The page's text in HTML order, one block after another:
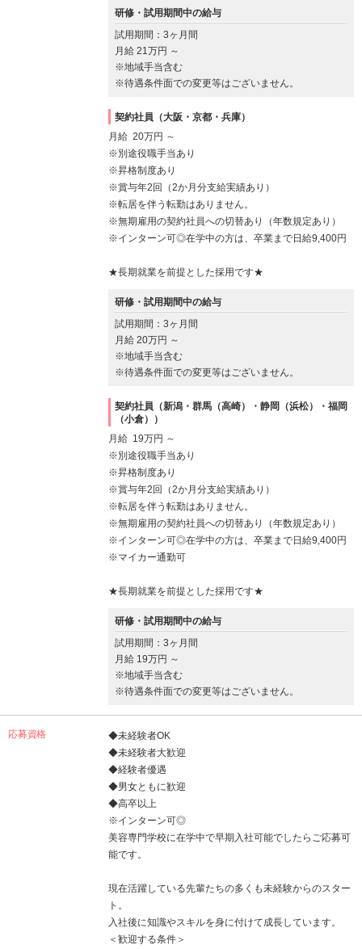
研修・試用期間中の給与
試用期間：3ヶ月間
月給 21万円 ～
※地域手当含む
※待遇条件面での変更等はございません。
契約社員（大阪・京都・兵庫）
月給 20万円 ～
※別途役職手当あり
※昇格制度あり
※賞与年2回（2か月分支給実績あり）
※転居を伴う転勤はありません。
※無期雇用の契約社員への切替あり（年数規定あり）
※インターン可◎在学中の方は、卒業まで日給9,400円
★長期就業を前提とした採用です★
研修・試用期間中の給与
試用期間：3ヶ月間
月給 20万円 ～
※地域手当含む
※待遇条件面での変更等はございません。
契約社員（新潟・群馬（高崎）・静岡（浜松）・福岡
（小倉））
月給 19万円 ～
※別途役職手当あり
※昇格制度あり
※賞与年2回（2か月分支給実績あり）
※転居を伴う転勤はありません。
※無期雇用の契約社員への切替あり（年数規定あり）
※インターン可◎在学中の方は、卒業まで日給9,400円
※マイカー通勤可
★長期就業を前提とした採用です★
研修・試用期間中の給与
試用期間：3ヶ月間
月給 19万円 ～
※地域手当含む
※待遇条件面での変更等はございません。
応募資格
◆未経験者OK
◆未経験者大歓迎
◆経験者優遇
◆男女ともに歓迎
◆高卒以上
※インターン可◎
美容専門学校に在学中で早期入社可能でしたらご応募可
能です。
現在活躍している先輩たちの多くも未経験からのスター
ト。
入社後に知識やスキルを身に付けて成長しています。
＜歓迎する条件＞